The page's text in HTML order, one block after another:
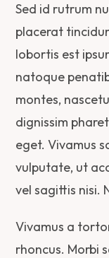
Sed id rutrum
placerat
lobortis est
natoque
montes,
dignissim
eget. Vivamus
vulputate, ut
vel sagittis nisi.
Vivamus a
rhoncus. Morbi